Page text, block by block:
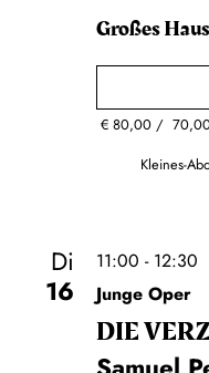
Großes Haus
€80,00
Kleines-
Di
16
11:00 - 12:30
Junge Oper
DIE